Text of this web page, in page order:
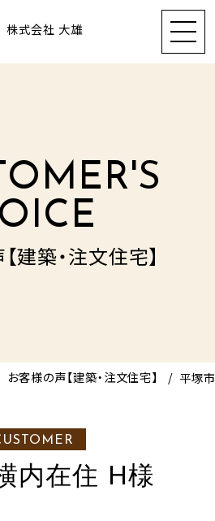
株式会社 大雄
建築・注文住宅】
お客様の声【建築・注文住宅】 平塚
内在住 H様